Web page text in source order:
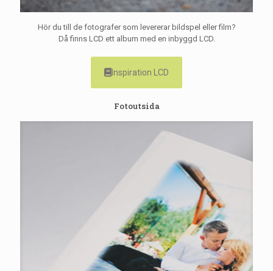
Hör du till de fotografer som levererar bildspel eller film?
Då finns LCD ett album med en inbyggd LCD.
Inspiration LCD
Fotoutsida